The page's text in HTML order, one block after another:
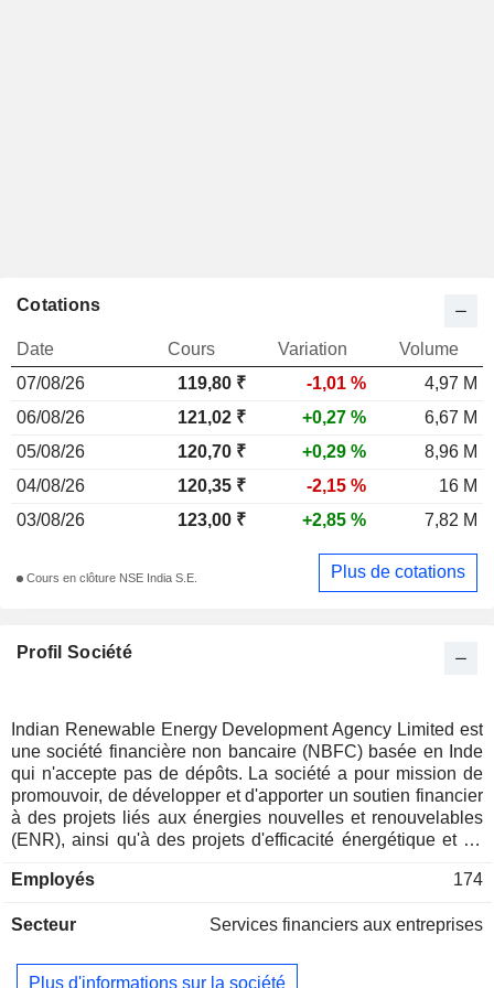
Profil Société
Indian Renewable Energy Development Agency Limited est
une société financière non bancaire (NBFC) basée en Inde
qui n'accepte pas de dépôts. La société a pour mission de
promouvoir, de développer et d'apporter un soutien financier
à des projets liés aux énergies nouvelles et renouvelables
(ENR), ainsi qu'à des projets d'efficacité énergétique et de
complète de produits financiers et de services connexes, de
service, pour les projets d'énergie renouvelable. Elle a
énergies renouvelables, tels que l'énergie solaire, l'énergie
Employés 174
Secteur Services financiers aux entreprises
Plus d'informations sur la société
Cotations
Date Cours Variation
Volume
07/08/26
119,80 ₹ -1,01 %
4,97 M
06/08/26
121,02 ₹ +0,27 %
6,67 M
05/08/26
120,70 ₹ +0,29 %
8,96 M
04/08/26
120,35 ₹ -2,15 %
16 M
03/08/26
123,00 ₹ +2,85 % 7,82 M
Cours en clôture NSE India S.E. Plus de cotations